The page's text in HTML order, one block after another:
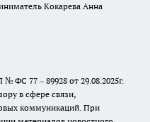
Кокарева Анна
ФС 77 – 89928 от 29.08.2025г.
в сфере связи,
коммуникаций. При